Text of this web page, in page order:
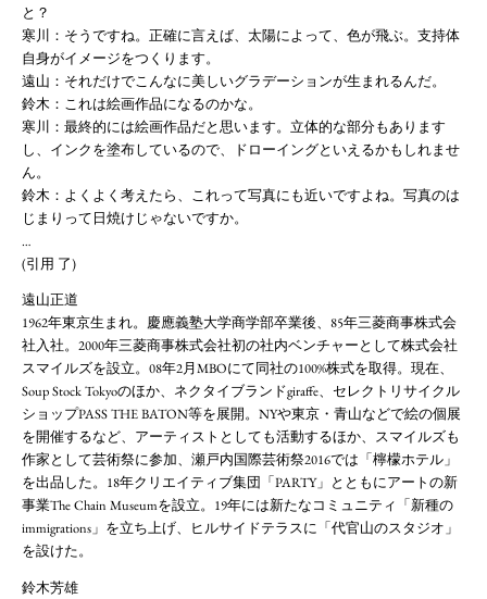
と？
寒川：そうですね。正確に言えば、太陽によって、色が飛ぶ。支持体
自身がイメージをつくります。
遠山：それだけでこんなに美しいグラデーションが生まれるんだ。
鈴木：これは絵画作品になるのかな。
寒川：最終的には絵画作品だと思います。立体的な部分もあります
し、インクを塗布しているので、ドローイングといえるかもしれませ
ん。
鈴木：よくよく考えたら、これって写真にも近いですよね。写真のは
じまりって日焼けじゃないですか。
…
(引用 了)
遠山正道
1962年東京生まれ。慶應義塾大学商学部卒業後、85年三菱商事株式会
社入社。2000年三菱商事株式会社初の社内ベンチャーとして株式会社
スマイルズを設立。08年2月MBOにて同社の100%株式を取得。現在、
Soup Stock Tokyoのほか、ネクタイブランドgiraffe、セレクトリサイクル
ショップPASS THE BATON等を展開。NYや東京・青山などで絵の個展
を開催するなど、アーティストとしても活動するほか、スマイルズも
作家として芸術祭に参加、瀬戸内国際芸術祭2016では「檸檬ホテル」
を出品した。18年クリエイティブ集団「PARTY」とともにアートの新
事業The Chain Museumを設立。19年には新たなコミュニティ「新種の
immigrations」を立ち上げ、ヒルサイドテラスに「代官山のスタジオ」
を設けた。
鈴木芳雄